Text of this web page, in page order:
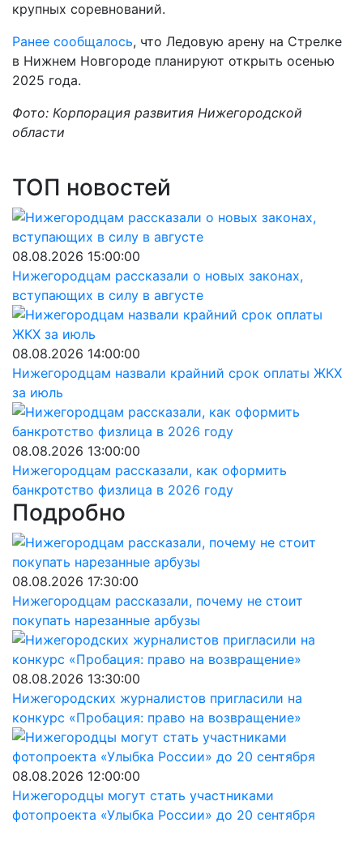
крупных соревнований.
Ранее сообщалось, что Ледовую арену на Стрелке
в Нижнем Новгороде планируют открыть осенью
2025 года.
Фото: Корпорация развития Нижегородской
области
ТОП новостей
08.08.2026 15:00:00
Нижегородцам рассказали о новых законах,
вступающих в силу в августе
08.08.2026 14:00:00
Нижегородцам назвали крайний срок оплаты ЖКХ
за июль
08.08.2026 13:00:00
Нижегородцам рассказали, как оформить
банкротство физлица в 2026 году
Подробно
08.08.2026 17:30:00
Нижегородцам рассказали, почему не стоит
покупать нарезанные арбузы
08.08.2026 13:30:00
Нижегородских журналистов пригласили на
конкурс «Пробация: право на возвращение»
08.08.2026 12:00:00
Нижегородцы могут стать участниками
фотопроекта «Улыбка России» до 20 сентября